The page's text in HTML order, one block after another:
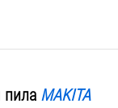
пила MAKITA